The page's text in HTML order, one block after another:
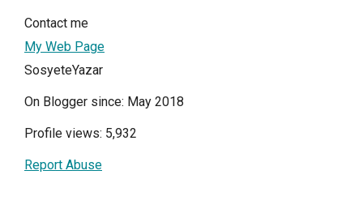
Contact me
My Web Page
SosyeteYazar
On Blogger since: May 2018
Profile views: 5,932
Report Abuse